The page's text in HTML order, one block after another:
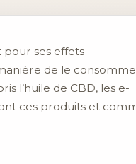
pour ses effets
de le
l’huile de CBD, les e-
ces produits et